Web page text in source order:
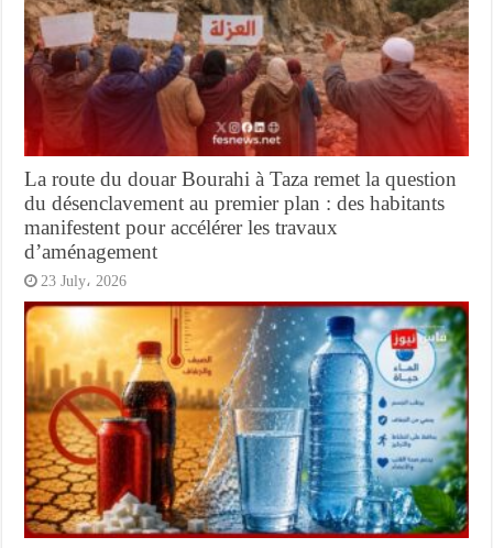
La route du douar Bourahi à Taza remet la question
du désenclavement au premier plan : des habitants
manifestent pour accélérer les travaux
d’aménagement
23 July، 2026